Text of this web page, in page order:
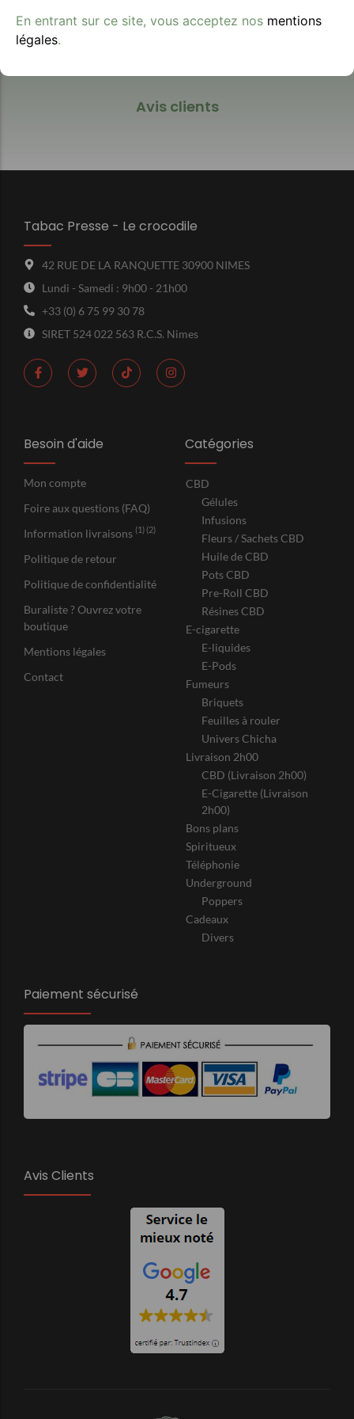
Avis clients
Tabac Presse - Le crocodile
42 RUE DE LA RANQUETTE 30900 NIMES
Lundi - Samedi : 9h00 - 21h00
+33 (0) 6 75 99 30 78
SIRET 524 022 563 R.C.S. Nimes
Besoin d'aide
Mon compte
Foire aux questions (FAQ)
Information livraisons (1) (2)
Politique de retour
Politique de confidentialité
Buraliste ? Ouvrez votre
boutique
Mentions légales
Contact
Catégories
CBD
Gélules
Infusions
Fleurs / Sachets CBD
Huile de CBD
Pots CBD
Pre-Roll CBD
Résines CBD
E-cigarette
E-liquides
E-Pods
Fumeurs
Briquets
Feuilles à rouler
Univers Chicha
Livraison 2h00
CBD (Livraison 2h00)
E-Cigarette (Livraison
2h00)
Bons plans
Spiritueux
Téléphonie
Underground
Poppers
Cadeaux
Divers
Paiement sécurisé
Avis Clients
En entrant sur ce site, vous acceptez nos mentions
légales.